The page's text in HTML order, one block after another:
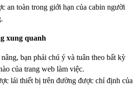
an toàn trong giới hạn của cabin người
xung quanh
bạn phải chú ý và tuân theo bất kỳ
của trang web làm việc.
lái thiết bị trên đường được chỉ định của